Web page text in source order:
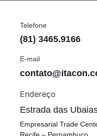
Telefone
(81) 3465.9166
E-mail
Endereço
Estrada das
Empresarial Trade
Recife – Pernambuco.